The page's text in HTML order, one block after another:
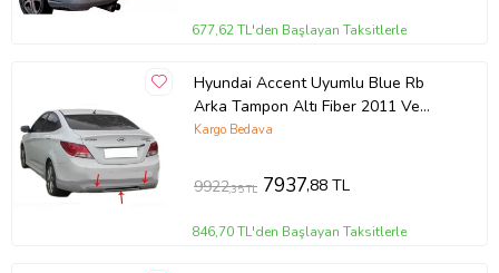
677,62 TL'den Başlayan Taksitlerle
Hyundai Accent Uyumlu Blue Rb
Arka Tampon Altı Fiber 2011 Ve
Sonrası
Kargo Bedava
9922,35 TL 7937,88 TL
846,70 TL'den Başlayan Taksitlerle